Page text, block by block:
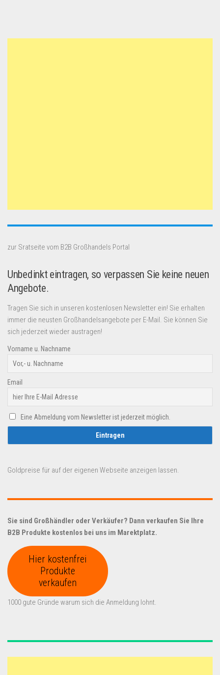
zur Sratseite vom B2B Großhandels Portal
Unbedinkt eintragen, so verpassen Sie keine neuen
Angebote.
Tragen Sie sich in unseren kostenlosen Newsletter ein! Sie erhalten
immer die neusten Großhandelsangebote per E-Mail. Sie können Sie
sich jederzeit wieder austragen!
Vorname u. Nachname
Email
Eine Abmeldung vom Newsletter ist jederzeit möglich.
Goldpreise für auf der eigenen Webseite anzeigen lassen.
Sie sind Großhändler oder Verkäufer? Dann verkaufen Sie Ihre
B2B Produkte kostenlos bei uns im Marektplatz.
Hier kostenfrei
Produkte
verkaufen
1000 gute Gründe warum sich die Anmeldung lohnt.